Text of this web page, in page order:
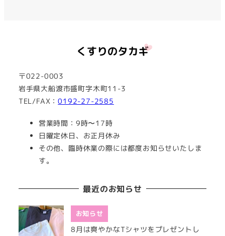
〒022-0003
岩手県大船渡市盛町字木町11-3
TEL/FAX：0192-27-2585
営業時間：9時〜17時
日曜定休日、お正月休み
その他、臨時休業の際には都度お知らせいたしま
す。
最近のお知らせ
お知らせ
8月は爽やかなTシャツをプレゼントし